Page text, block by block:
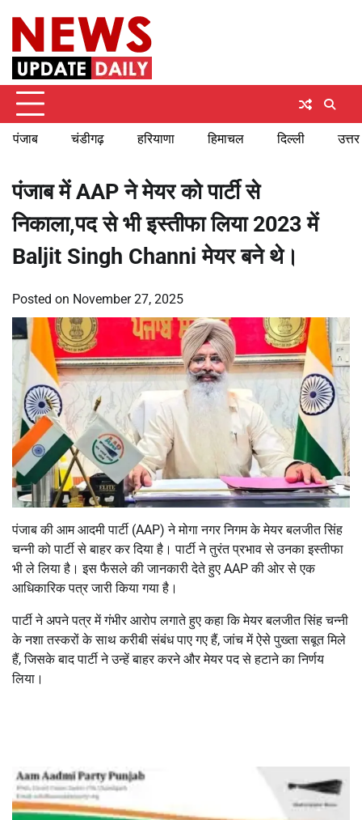
content
पंजाब चंडीगढ़ हरियाणा हिमाचल दिल्ली
पंजाब में AAP ने मेयर को पार्टी से
निकाला,पद से भी इस्तीफा लिया 2023 में
Baljit Singh Channi मेयर बने थे।
Posted on November 27, 2025
पंजाब की आम आदमी पार्टी (AAP) ने मोगा नगर निगम के मेयर बलजीत सिंह
चन्नी को पार्टी से बाहर कर दिया है। पार्टी ने तुरंत प्रभाव से उनका इस्तीफा
भी ले लिया है। इस फैसले की जानकारी देते हुए AAP की ओर से एक
आधिकारिक पत्र जारी किया गया है।
पार्टी ने अपने पत्र में गंभीर आरोप लगाते हुए कहा कि मेयर बलजीत सिंह चन्नी
के नशा तस्करों के साथ करीबी संबंध पाए गए हैं, जांच में ऐसे पुख्ता सबूत मिले
हैं, जिसके बाद पार्टी ने उन्हें बाहर करने और मेयर पद से हटाने का निर्णय
लिया।